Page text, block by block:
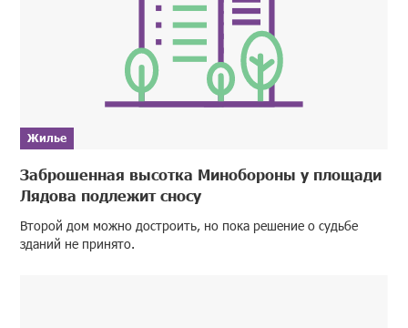
Жилье
Заброшенная высотка Минобороны у площади
Лядова подлежит сносу
Второй дом можно достроить, но пока решение о судьбе
зданий не принято.